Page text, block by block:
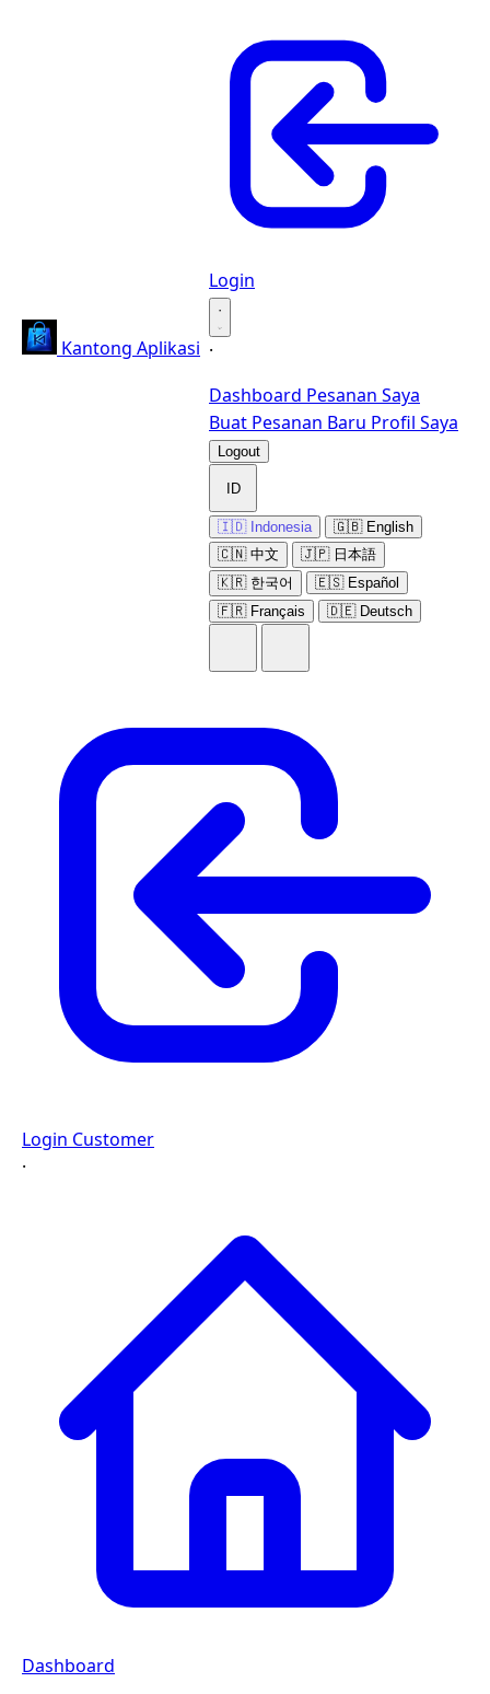
Kantong Aplikasi
Login
·
·
Dashboard Pesanan Saya
Buat Pesanan Baru Profil Saya
Logout
ID
🇮🇩 Indonesia
🇬🇧 English
🇨🇳 中文
🇯🇵 日本語
🇰🇷 한국어
🇪🇸 Español
🇫🇷 Français
🇩🇪 Deutsch
Login Customer
·
Dashboard